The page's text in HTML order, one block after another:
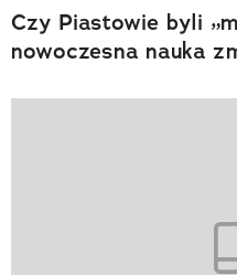
Czy Piastowie byli
nowoczesna nauka